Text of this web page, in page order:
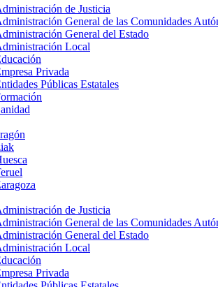
de Justicia
General de las Comunidades
General del Estado
Local
Privada
Públicas Estatales
de Justicia
General de las Comunidades
General del Estado
Local
Privada